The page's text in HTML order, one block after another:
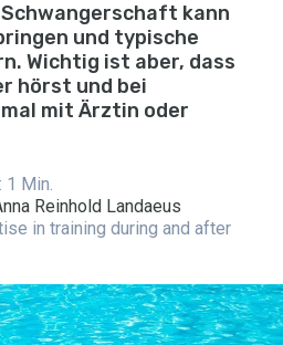
kann
und typische
Wichtig ist aber, dass
hörst und bei
mit Ärztin oder
1 Min.
Reinhold Landaeus
in training during and after